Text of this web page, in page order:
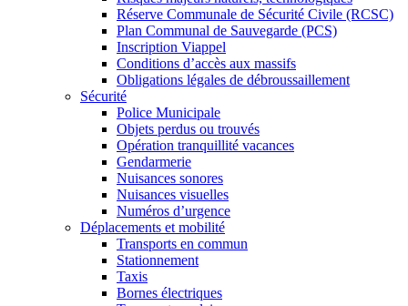
Réserve Communale de Sécurité Civile (RCSC)
Plan Communal de Sauvegarde (PCS)
Inscription Viappel
Conditions d’accès aux massifs
Obligations légales de débroussaillement
Sécurité
Police Municipale
Objets perdus ou trouvés
Opération tranquillité vacances
Gendarmerie
Nuisances sonores
Nuisances visuelles
Numéros d’urgence
Déplacements et mobilité
Transports en commun
Stationnement
Taxis
Bornes électriques